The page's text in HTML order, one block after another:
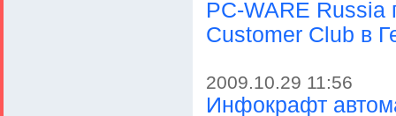
PC-WARE
Customer Club в
2009.10.29 11:56
Инфокрафт